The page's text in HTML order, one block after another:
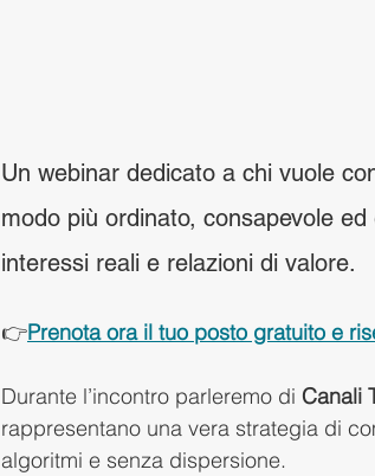
Un webinar dedicato a chi vuole
modo più ordinato, consapevole
interessi reali e relazioni di valore.
👉Prenota ora il tuo posto gratuito e
Durante l’incontro parleremo di Canali
rappresentano una vera strategia di
algoritmi e senza dispersione.